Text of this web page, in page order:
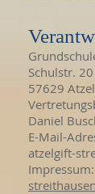
Schulstr. 20
57629
Daniel
E-Mail-
atzelgift-
Impressum: